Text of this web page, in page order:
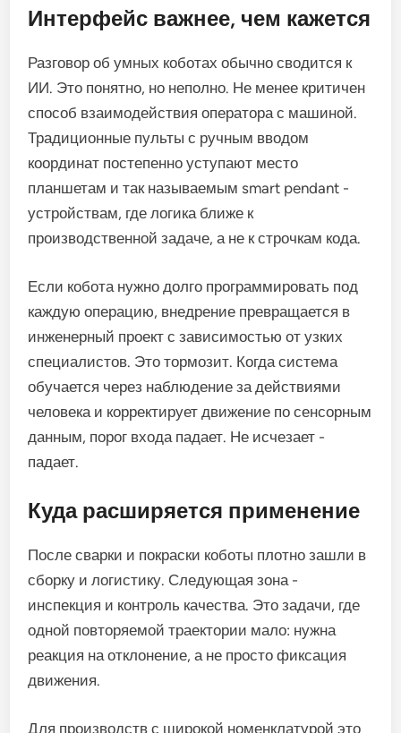
Интерфейс важнее, чем кажется
Разговор об умных коботах обычно сводится к
ИИ. Это понятно, но неполно. Не менее критичен
способ взаимодействия оператора с машиной.
Традиционные пульты с ручным вводом
координат постепенно уступают место
планшетам и так называемым smart pendant -
устройствам, где логика ближе к
производственной задаче, а не к строчкам кода.
Если кобота нужно долго программировать под
каждую операцию, внедрение превращается в
инженерный проект с зависимостью от узких
специалистов. Это тормозит. Когда система
обучается через наблюдение за действиями
человека и корректирует движение по сенсорным
данным, порог входа падает. Не исчезает -
падает.
Куда расширяется применение
После сварки и покраски коботы плотно зашли в
сборку и логистику. Следующая зона -
инспекция и контроль качества. Это задачи, где
одной повторяемой траектории мало: нужна
реакция на отклонение, а не просто фиксация
движения.
Для производств с широкой номенклатурой это